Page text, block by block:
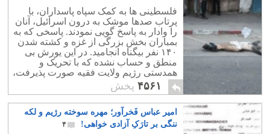
۱۹
فلسطینی ها به کمک سپاه پاسداران، با
پرتاب صدها موشک به درون اسرائیل، آنان
را وادار به پاسخ گویی نمودند. پاسخی که به
بمباران بخش بزرگی از غزه و کشته شدن
۱۴۰ نفر بیگناه انجامید. در این یورش بی
منطق و حساب نشده که با تحریک و
همدستی رژیم ولایت فقیه صورت پذیرفت،
از هر نظر قابل ملامت و سرزنش است.
۴۵۶۱ پخش
امیر عباس فَخرآور؛ مهره سوخته رژیم و لکه
ننگی بر تارَکِ آزادی خواهی!
۴